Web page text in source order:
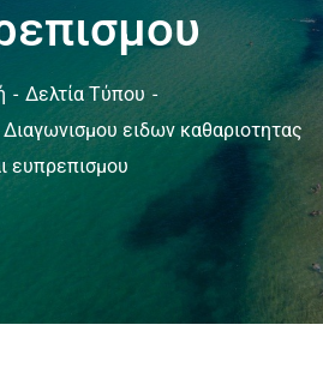
Δελτία Τύπου
ειδων καθαριοτητας
ευπρεπισμου